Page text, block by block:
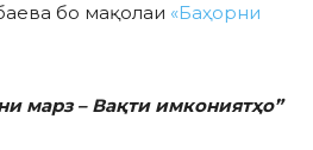
бо мақолаи «Баҳорни
марз – Вақти имкониятҳо”